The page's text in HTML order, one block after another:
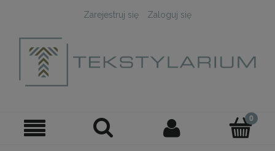
Zarejestruj się Zaloguj się